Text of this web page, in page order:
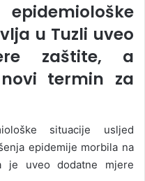
u Tuzli uveo
zaštite, a
termin za
situacije usljed
epidemije morbila na
je uveo dodatne mjere